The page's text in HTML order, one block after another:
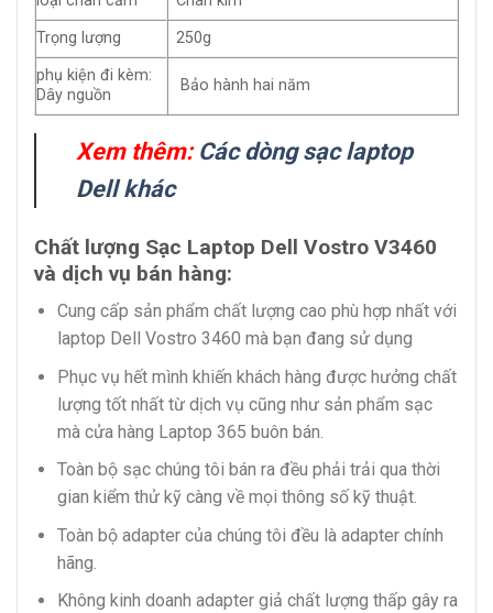
Trọng lượng
250g
phụ kiện đi kèm:
Dây nguồn
Bảo hành hai năm
Xem thêm: Các dòng sạc laptop
Dell khác
Chất lượng Sạc Laptop Dell Vostro V3460
và dịch vụ bán hàng:
Cung cấp sản phẩm chất lượng cao phù hợp nhất với
laptop Dell Vostro 3460 mà bạn đang sử dụng
Phục vụ hết mình khiến khách hàng được hưởng chất
lượng tốt nhất từ dịch vụ cũng như sản phẩm sạc
mà cửa hàng Laptop 365 buôn bán.
Toàn bộ sạc chúng tôi bán ra đều phải trải qua thời
gian kiểm thử kỹ càng về mọi thông số kỹ thuật.
Toàn bộ adapter của chúng tôi đều là adapter chính
hãng.
Không kinh doanh adapter giả chất lượng thấp gây ra